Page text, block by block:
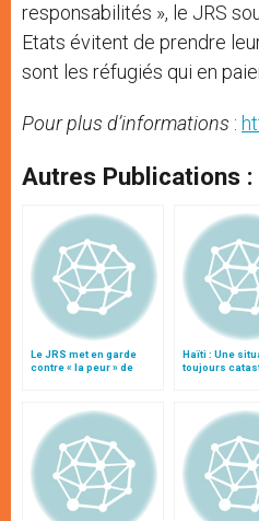
responsabilités », le JRS
Etats évitent de prendre
sont les réfugiés qui en
Pour plus d’informations :
Autres Publications :
Le JRS met en garde
contre « la peur » de
Haïti : Une
toujours